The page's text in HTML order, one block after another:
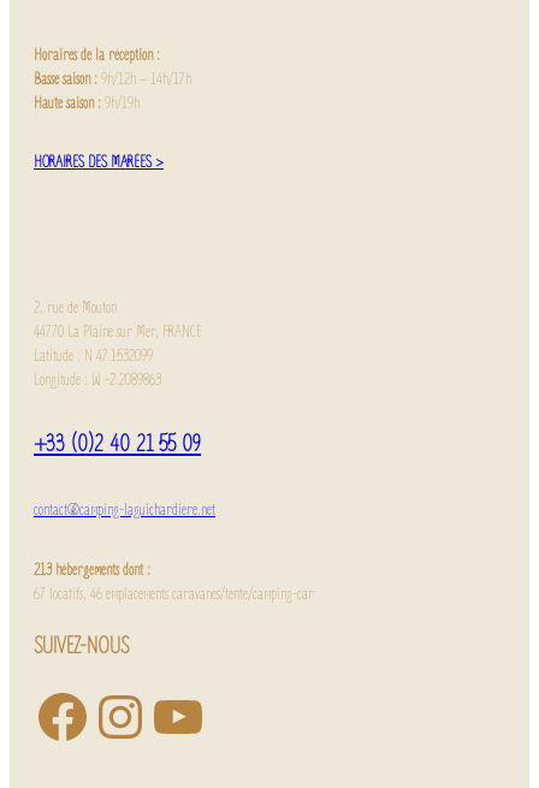
Horaires de la réception :
Basse saison :9h/12h – 14h/17h
Haute saison :9h/19h
HORAIRES DES MARÉES >
2, rue de Mouton
44770 La Plaine sur Mer, FRANCE
Latitude : N 47.1532099
Longitude : W -2.2089863
+33 (0)2 40 21 55 09
contact@camping-laguichardiere.net
213 hébergements dont :
67 locatifs, 46 emplacements caravanes/tente/camping-car
SUIVEZ-NOUS